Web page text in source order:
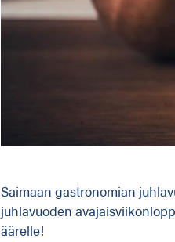
Saimaan gastronomian
juhlavuoden
äärelle!